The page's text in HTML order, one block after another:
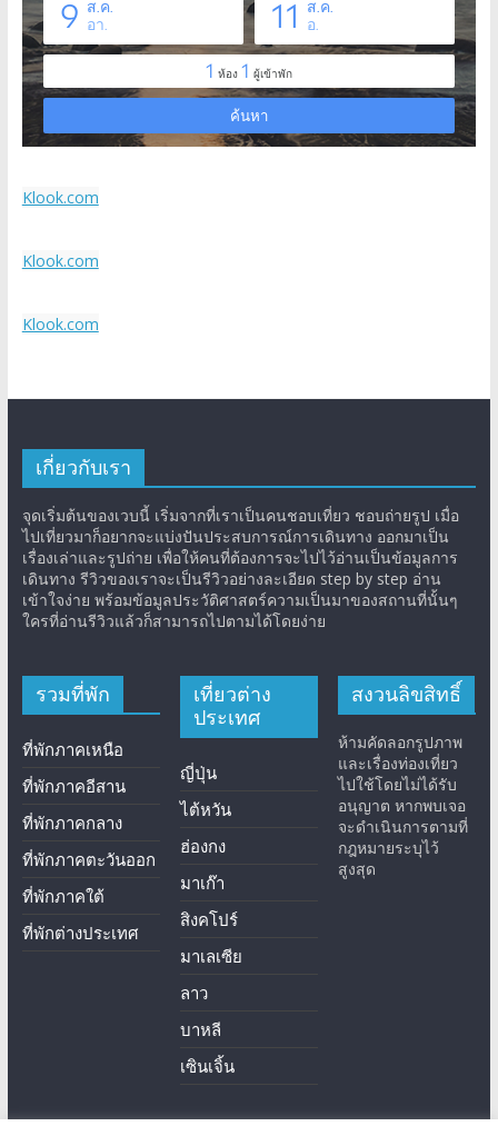
Klook.com
Klook.com
Klook.com
เกี่ยวกับเรา
จุดเริ่มต้นของเวบนี้ เริ่มจากที่เราเป็นคนชอบเที่ยว ชอบถ่ายรูป เมื่อ
ไปเที่ยวมาก็อยากจะแบ่งปันประสบการณ์การเดินทาง ออกมาเป็น
เรื่องเล่าและรูปถ่าย เพื่อให้คนที่ต้องการจะไปไว้อ่านเป็นข้อมูลการ
เดินทาง รีวิวของเราจะเป็นรีวิวอย่างละเอียด step by step อ่าน
เข้าใจง่าย พร้อมข้อมูลประวัติศาสตร์ความเป็นมาของสถานที่นั้นๆ
ใครที่อ่านรีวิวแล้วก็สามารถไปตามได้โดยง่าย
รวมที่พัก
ที่พักภาคเหนือ
ที่พักภาคอีสาน
ที่พักภาคกลาง
ที่พักภาคตะวันออก
ที่พักภาคใต้
ที่พักต่างประเทศ
เที่ยวต่าง
ประเทศ
ญี่ปุ่น
ไต้หวัน
ฮ่องกง
มาเก๊า
สิงคโปร์
มาเลเซีย
ลาว
บาหลี
เซินเจิ้น
สงวนลิขสิทธิ์
ห้ามคัดลอกรูปภาพ
และเรื่องท่องเที่ยว
ไปใช้โดยไม่ได้รับ
อนุญาต หากพบเจอ
จะดำเนินการตามที่
กฎหมายระบุไว้
สูงสุด